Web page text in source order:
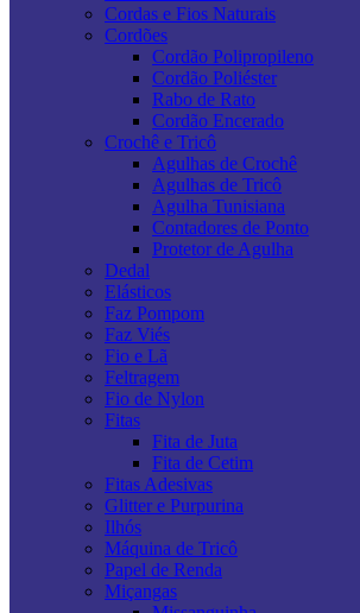
Cordas e Fios Naturais
Cordões
Cordão Polipropileno
Cordão Poliéster
Rabo de Rato
Cordão Encerado
Crochê e Tricô
Agulhas de Crochê
Agulhas de Tricô
Agulha Tunisiana
Contadores de Ponto
Protetor de Agulha
Dedal
Elásticos
Faz Pompom
Faz Viés
Fio e Lã
Feltragem
Fio de Nylon
Fitas
Fita de Juta
Fita de Cetim
Fitas Adesivas
Glitter e Purpurina
Ilhós
Máquina de Tricô
Papel de Renda
Miçangas